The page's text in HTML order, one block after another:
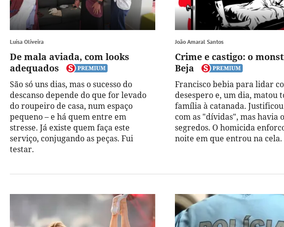
Luísa Oliveira
De mala aviada, com looks
adequados
São só uns dias, mas o sucesso do
descanso depende do que for levado
do roupeiro de casa, num espaço
pequeno – e há quem entre em
stresse. Já existe quem faça este
serviço, conjugando as peças. Fui
testar.
João Amaral Santos
Crime e castigo: o
Beja
Francisco bebia para lidar
desespero e, um dia, matou
família à catanada.
com as "dívidas", mas havia
segredos. O homicida
noite em que entrou na cela.